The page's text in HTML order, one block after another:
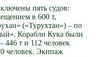
пять судов:
в 600 т,
(«Турухтан») – по
Корабли Кука были
446 т и 112 человек
человек. Экипаж